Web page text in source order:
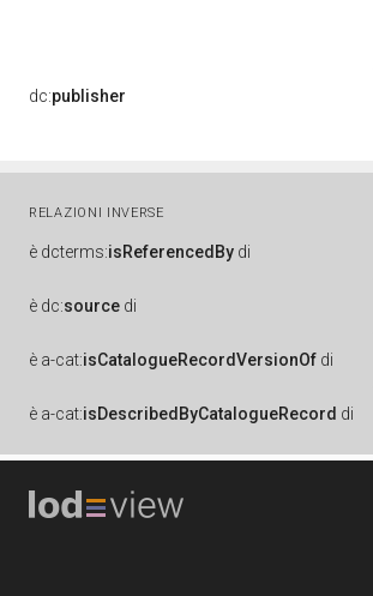
dc:publisher
RELAZIONI INVERSE
è dcterms:isReferencedBy di
è dc:source di
è a-cat:isCatalogueRecordVersionOf di
è a-cat:isDescribedByCatalogueRecord di